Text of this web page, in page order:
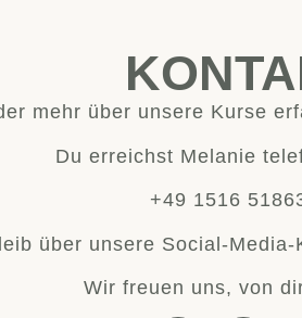
mehr über unsere Kurse
Du erreichst Melanie
+49 1516
über unsere Social-
Wir freuen uns, von